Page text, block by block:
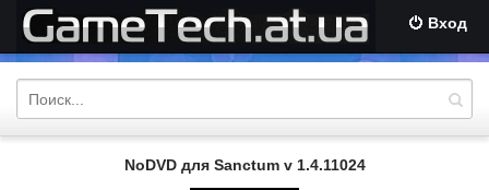
Вход
NoDVD для Sanctum v 1.4.11024